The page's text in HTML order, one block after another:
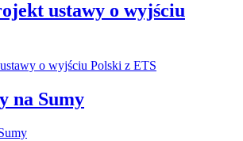
ustawy o wyjściu
na Sumy